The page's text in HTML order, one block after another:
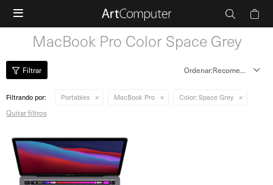

MacBook Pro Color Space Grey
Recomendados
Filtrando por: Portables MacBook Pro Color:Space Grey
Quitar filtros